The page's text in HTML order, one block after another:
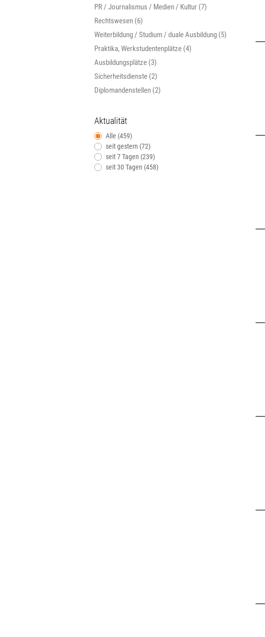
PR / Journalismus / Medien / Kultur (7)
Rechtswesen (6)
Weiterbildung / Studium / duale Ausbildung (5)
Praktika, Werkstudentenplätze (4)
Ausbildungsplätze (3)
Sicherheitsdienste (2)
Diplomandenstellen (2)
Aktualität
Alle (459)
seit gestern (72)
seit 7 Tagen (239)
seit 30 Tagen (458)